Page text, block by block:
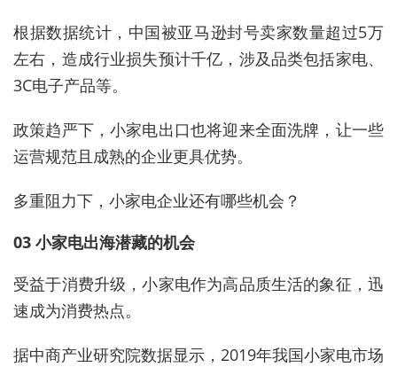
根据数据统计，中国被亚马逊封号卖家数量超过5万
左右，造成行业损失预计千亿，涉及品类包括家电、
3C电子产品等。
政策趋严下，小家电出口也将迎来全面洗牌，让一些
运营规范且成熟的企业更具优势。
多重阻力下，小家电企业还有哪些机会？
03 小家电出海潜藏的机会
受益于消费升级，小家电作为高品质生活的象征，迅
速成为消费热点。
据中商产业研究院数据显示，2019年我国小家电市场